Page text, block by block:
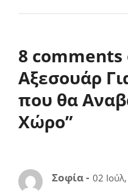
8 comments
Αξεσουάρ
που θα
Χώρο”
02
Σοφία -